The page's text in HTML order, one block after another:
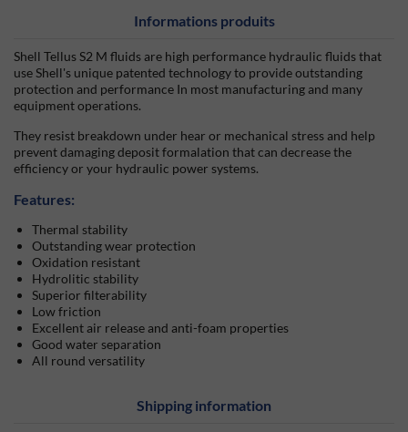
Informations produits
Shell Tellus S2 M fluids are high performance hydraulic fluids that
use Shell's unique patented technology to provide outstanding
protection and performance In most manufacturing and many
equipment operations.
They resist breakdown under hear or mechanical stress and help
prevent damaging deposit formalation that can decrease the
efficiency or your hydraulic power systems.
Features:
Thermal stability
Outstanding wear protection
Oxidation resistant
Hydrolitic stability
Superior filterability
Low friction
Excellent air release and anti-foam properties
Good water separation
All round versatility
Shipping information